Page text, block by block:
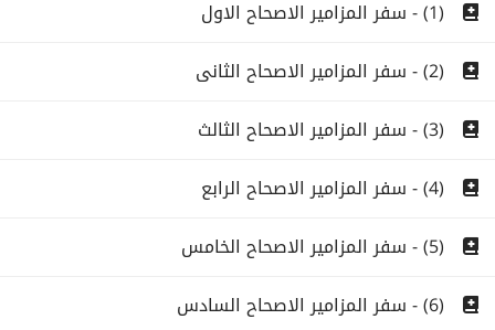
(1) - سفر المزامير الاصحاح الاول
(2) - سفر المزامير الاصحاح الثانى
(3) - سفر المزامير الاصحاح الثالث
(4) - سفر المزامير الاصحاح الرابع
(5) - سفر المزامير الاصحاح الخامس
(6) - سفر المزامير الاصحاح السادس